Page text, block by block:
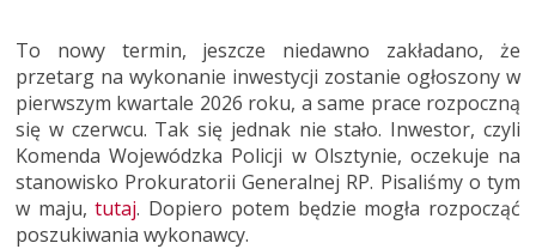
To nowy termin, jeszcze niedawno zakładano, że
przetarg na wykonanie inwestycji zostanie ogłoszony w
pierwszym kwartale 2026 roku, a same prace rozpoczną
się w czerwcu. Tak się jednak nie stało. Inwestor, czyli
Komenda Wojewódzka Policji w Olsztynie, oczekuje na
stanowisko Prokuratorii Generalnej RP. Pisaliśmy o tym
w maju,tutaj. Dopiero potem będzie mogła rozpocząć
poszukiwania wykonawcy.